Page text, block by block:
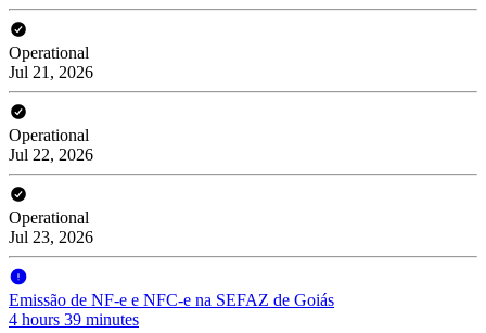
Operational
Jul 21, 2026
Operational
Jul 22, 2026
Operational
Jul 23, 2026
Emissão de NF-e e NFC-e na SEFAZ de Goiás
4 hours 39 minutes